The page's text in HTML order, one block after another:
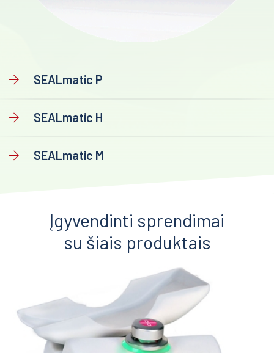
SEALmatic P
SEALmatic H
SEALmatic M
Įgyvendinti sprendimai
su šiais produktais